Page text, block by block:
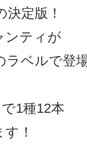
定版！
ンティが
ラベルで登
1種12本
！